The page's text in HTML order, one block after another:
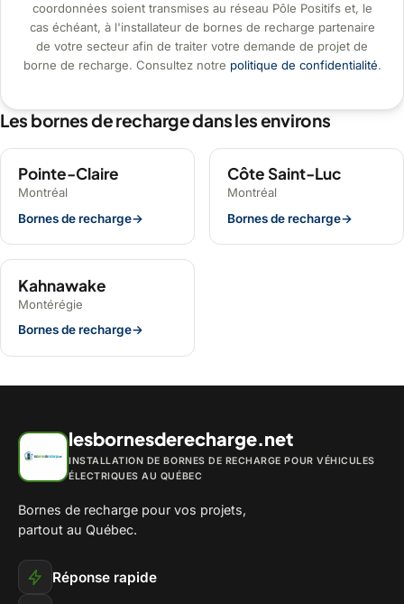
coordonnées soient transmises au réseau Pôle Positifs et, le
cas échéant, à l'installateur de bornes de recharge partenaire
de votre secteur afin de traiter votre demande de projet de
borne de recharge. Consultez notre politique de confidentialité.
Les bornes de recharge dans les environs
Pointe-Claire
Montréal
Bornes de recharge→
Côte Saint-Luc
Montréal
Bornes de recharge→
Kahnawake
Montérégie
Bornes de recharge→
lesbornesderecharge.net
INSTALLATION DE BORNES DE RECHARGE POUR VÉHICULES
ÉLECTRIQUES AU QUÉBEC
Bornes de recharge pour vos projets,
partout au Québec.
Réponse rapide